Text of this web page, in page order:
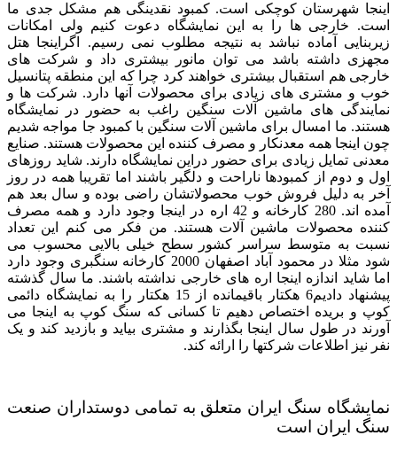
اینجا شهرستان کوچکی است. کمبود نقدینگی هم مشکل جدی ما
است. خارجی ها را به این نمایشگاه دعوت کنیم ولی امکانات
زیربنایی آماده نباشد به نتیجه مطلوب نمی رسیم. اگراینجا هتل
مجهزی داشته باشد می توان مانور بیشتری داد و شرکت های
خارجی هم استقبال بیشتری خواهند کرد چرا که این منطقه پتانسیل
خوب و مشتری های زیادی برای محصولات آنها دارد. شرکت ها و
نمایندگی های ماشین آلات سنگین راغب به حضور در نمایشگاه
هستند. ما امسال برای ماشین آلات سنگین با کمبود جا مواجه شدیم
چون اینجا همه معدنکار و مصرف کننده این محصولات هستند. صنایع
معدنی تمایل زیادی برای حضور دراین نمایشگاه دارند. شاید روزهای
اول و دوم از کمبودها ناراحت و دلگیر باشند اما تقریبا همه در روز
آخر به دلیل فروش خوب محصولاتشان راضی بوده و سال بعد هم
آمده اند. 280 کارخانه و 42 اره در اینجا وجود دارد و همه مصرف
کننده محصولات ماشین آلات هستند. من فکر می کنم این تعداد
نسبت به متوسط سراسر کشور سطح خیلی بالایی محسوب می
شود مثلا در محمود آباد اصفهان 2000 کارخانه سنگبری وجود دارد
اما شاید اندازه اینجا اره های خارجی نداشته باشند. ما سال گذشته
پیشنهاد دادیم6 هکتار باقیمانده از 15 هکتار را به نمایشگاه دائمی
کوپ و بریده اختصاص دهیم تا کسانی که سنگ کوپ به اینجا می
آورند در طول سال اینجا بگذارند و مشتری بیاید و بازدید کند و یک
نفر نیز اطلاعات شرکتها را ارائه کند.
نمایشگاه سنگ ایران متعلق به تمامی دوستداران صنعت
سنگ ایران است